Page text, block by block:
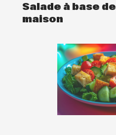
Salade à base
maison